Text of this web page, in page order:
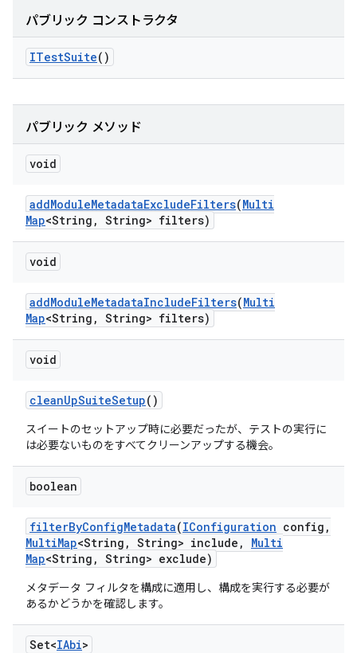
パブリック コンストラクタ
ITestSuite()
パブリック メソッド
void
addModuleMetadataExcludeFilters(Multi
Map<String , String> filters)
void
addModuleMetadataIncludeFilters(Multi
Map<String , String> filters)
void
cleanUpSuiteSetup()
スイートのセットアップ時に必要だったが、テストの実行に
は必要ないものをすべてクリーンアップする機会。
boolean
filterByConfigMetadata(IConfiguration config ,
MultiMap<String , String> include ,
Multi
Map<String , String> exclude)
メタデータ フィルタを構成に適用し、構成を実行する必要が
あるかどうかを確認します。
Set<IAbi>